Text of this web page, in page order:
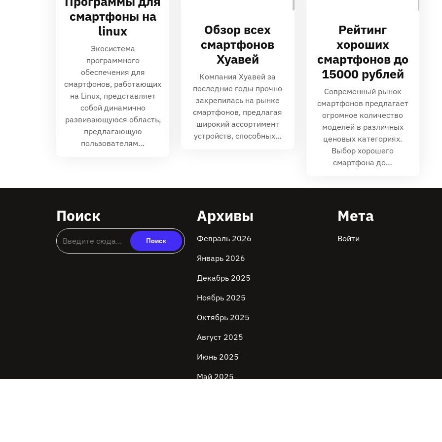
смартфоны на
linux
Экосистема
программного
обеспечения для
смартфонов, работающих
на Linux, представляет
собой динамично
развивающуюся область,
предлагающую
пользователям…
Обзор всех
смартфонов
Хуавей
Компания Хуавей за
последние годы прочно
закрепилась на рынке
смартфонов, предлагая
широкий ассортимент
устройств, способных…
Рейтинг
хороших
смартфонов до
15000 рублей
Современный рынок
смартфонов предлагает
огромное количество
моделей в различных
ценовых категориях.
Выбор хорошего
смартфона до…
Поиск Архивы
Февраль 2026
Январь 2026
Декабрь 2025
Ноябрь 2025
Октябрь 2025
Август 2025
Июнь 2025
Май 2025
Мета
Войти